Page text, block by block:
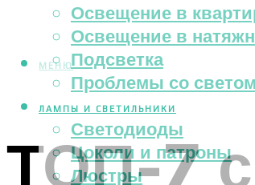
Освещение в
Освещение в
Подсветка
Проблемы со светом
ЛАМПЫ И СВЕТИЛЬНИКИ
Светодиоды
Цоколи и патроны
Люстры
МЕНЮ
ТОП-7